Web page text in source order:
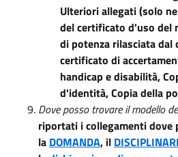
Ulteriori allegati (solo
del certificato d'uso del
di potenza rilasciata
certificato di
handicap e disabilità,
d'identità, Copia della
Dove posso trovare il modello
riportati i collegamenti dove
la DOMANDA, il